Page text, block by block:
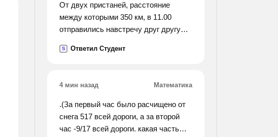
От двух пристаней, расстояние
между которыми 350 км, в 11.00
отправились навстречу друг другу
первого 32 км/ч, второго 38 км/ч. в
S Ответил Студент
4 мин назад Математика
.(За первый час было расчищено от
снега 517 всей дороги, а за второй
час -9/17 всей дороги. какая часть